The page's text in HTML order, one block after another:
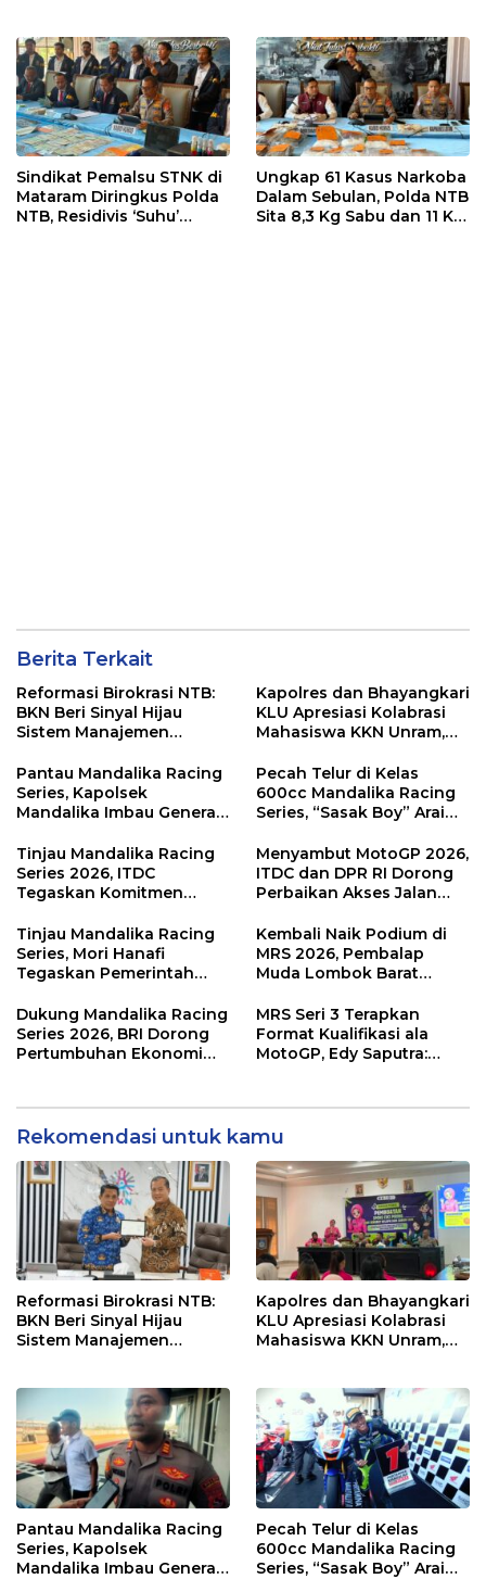
Sindikat Pemalsu STNK di
Mataram Diringkus Polda
NTB, Residivis ‘Suhu’
Ungkap 61 Kasus Narkoba
Dalam Sebulan, Polda NTB
Sita 8,3 Kg Sabu dan 11 Kg
Berita Terkait
Reformasi Birokrasi NTB:
BKN Beri Sinyal Hijau
Sistem Manajemen
Kapolres dan Bhayangkari
KLU Apresiasi Kolabrasi
Mahasiswa KKN Unram,
Sampah Jadi Rupiah
Pantau Mandalika Racing
Series, Kapolsek
Mandalika Imbau Generasi
Sirkuit, Bukan Jalan Raya
Pecah Telur di Kelas
600cc Mandalika Racing
Series, “Sasak Boy” Arai
Kemenangan
Tinjau Mandalika Racing
Series 2026, ITDC
Tegaskan Komitmen
Dampak Ekonomi
Kawasan
Menyambut MotoGP 2026,
ITDC dan DPR RI Dorong
Perbaikan Akses Jalan
di KEK Mandalika
Tinjau Mandalika Racing
Series, Mori Hanafi
Tegaskan Pemerintah
NTB
Kembali Naik Podium di
MRS 2026, Pembalap
Muda Lombok Barat
Menuju Tingkat Asia
Dukung Mandalika Racing
Series 2026, BRI Dorong
Pertumbuhan Ekonomi
MRS Seri 3 Terapkan
Format Kualifikasi ala
MotoGP, Edy Saputra:
Rekomendasi untuk kamu
Reformasi Birokrasi NTB:
BKN Beri Sinyal Hijau
Sistem Manajemen
Kapolres dan Bhayangkari
KLU Apresiasi Kolabrasi
Mahasiswa KKN Unram,
Pantau Mandalika Racing
Series, Kapolsek
Mandalika Imbau Generasi
Pecah Telur di Kelas
600cc Mandalika Racing
Series, “Sasak Boy” Arai